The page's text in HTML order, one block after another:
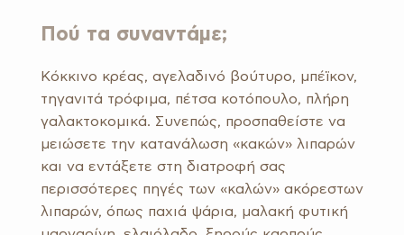
Πού τα συναντάμε;
Κόκκινο κρέας, αγελαδινό βούτυρο, μπέϊκον,
τηγανιτά τρόφιμα, πέτσα κοτόπουλο, πλήρη
γαλακτοκομικά. Συνεπώς, προσπαθείστε να
μειώσετε την κατανάλωση «κακών» λιπαρών
και να εντάξετε στη διατροφή σας
περισσότερες πηγές των «καλών» ακόρεστων
λιπαρών, όπως παχιά ψάρια, μαλακή φυτική